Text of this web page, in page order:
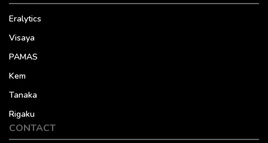
Eralytics
Visaya
PAMAS
Kem
Tanaka
Rigaku
CONTACT